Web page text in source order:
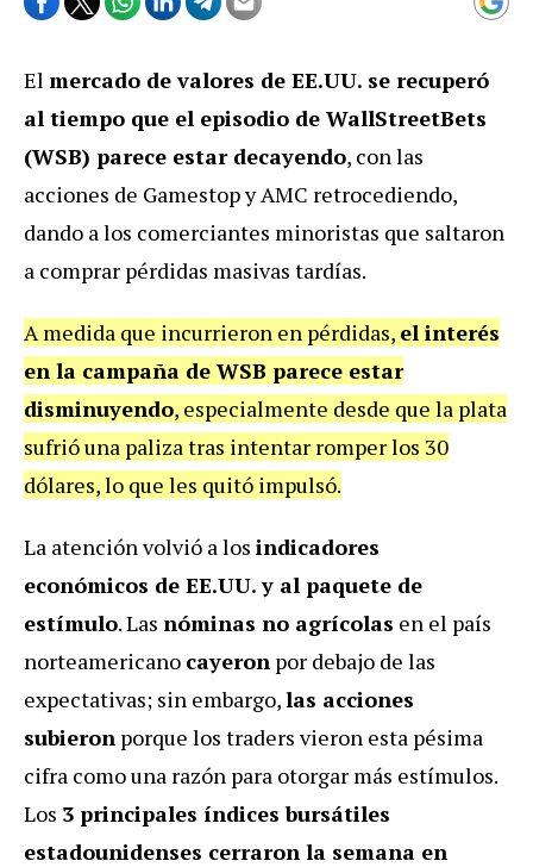
El mercado de valores de EE.UU. se recuperó
al tiempo que el episodio de WallStreetBets
(WSB) parece estar decayendo, con las
acciones de Gamestop y AMC retrocediendo,
dando a los comerciantes minoristas que saltaron
a comprar pérdidas masivas tardías.
A medida que incurrieron en pérdidas, el interés
en la campaña de WSB parece estar
disminuyendo, especialmente desde que la plata
sufrió una paliza tras intentar romper los 30
dólares, lo que les quitó impulsó.
La atención volvió a los indicadores
económicos de EE.UU. y al paquete de
estímulo. Las nóminas no agrícolas en el país
norteamericano cayeron por debajo de las
expectativas; sin embargo,las acciones
subieron porque los traders vieron esta pésima
cifra como una razón para otorgar más estímulos.
Los 3 principales índices bursátiles
estadounidenses cerraron la semana en